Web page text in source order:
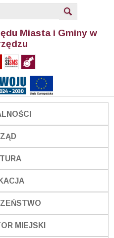
Miasta i Gminy w
MIEJSKI